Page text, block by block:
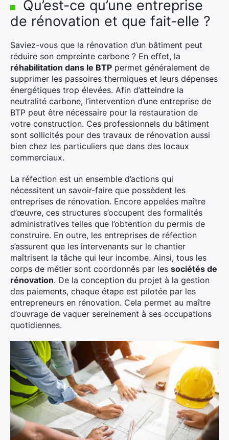
Qu’est-ce qu’une entreprise
de rénovation et que fait-elle ?
Saviez-vous que la rénovation d’un bâtiment peut
réduire son empreinte carbone ? En effet, la
réhabilitation dans le BTP permet généralement de
supprimer les passoires thermiques et leurs dépenses
énergétiques trop élevées. Afin d’atteindre la
neutralité carbone, l’intervention d’une entreprise de
BTP peut être nécessaire pour la restauration de
votre construction. Ces professionnels du bâtiment
sont sollicités pour des travaux de rénovation aussi
bien chez les particuliers que dans des locaux
commerciaux.
La réfection est un ensemble d’actions qui
nécessitent un savoir-faire que possèdent les
entreprises de rénovation. Encore appelées maître
d’œuvre, ces structures s’occupent des formalités
administratives telles que l’obtention du permis de
construire. En outre, les entreprises de réfection
s’assurent que les intervenants sur le chantier
maîtrisent la tâche qui leur incombe. Ainsi, tous les
corps de métier sont coordonnés par les sociétés de
rénovation. De la conception du projet à la gestion
des paiements, chaque étape est pilotée par les
entrepreneurs en rénovation. Cela permet au maître
d’ouvrage de vaquer sereinement à ses occupations
quotidiennes.